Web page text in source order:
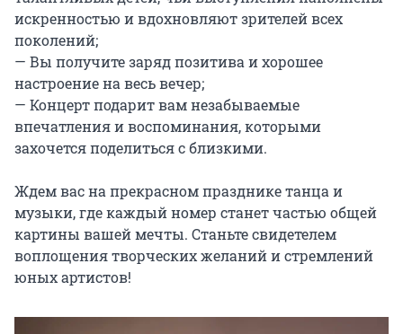
искренностью и вдохновляют зрителей всех
поколений;
— Вы получите заряд позитива и хорошее
настроение на весь вечер;
— Концерт подарит вам незабываемые
впечатления и воспоминания, которыми
захочется поделиться с близкими.
Ждем вас на прекрасном празднике танца и
музыки, где каждый номер станет частью общей
картины вашей мечты. Станьте свидетелем
воплощения творческих желаний и стремлений
юных артистов!